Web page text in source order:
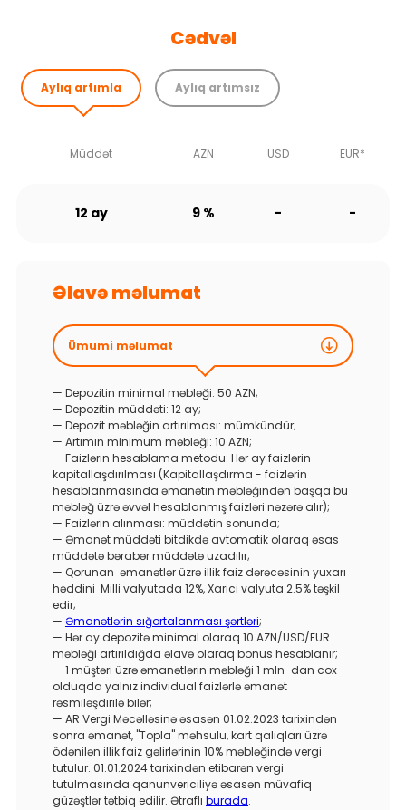
Cədvəl
Aylıq artımla Aylıq artımsız
Müddət AZN USD EUR*
12 ay 9 % - -
Əlavə məlumat
Ümumi məlumat
— Depozitin minimal məbləği: 50 AZN;
— Depozitin müddəti: 12 ay;
— Depozit məbləğin artırılması: mümkündür;
— Artımın minimum məbləği: 10 AZN;
— Faizlərin hesablama metodu: Hər ay faizlərin
kapitallaşdırılması (Kapitallaşdırma - faizlərin
hesablanmasında əmanətin məbləğindən başqa bu
məbləğ üzrə əvvəl hesablanmış faizləri nəzərə alır);
— Faizlərin alınması: müddətin sonunda;
— Əmanət müddəti bitdikdə avtomatik olaraq əsas
müddətə bərabər müddətə uzadılır;
— Qorunan əmanətlər üzrə illik faiz dərəcəsinin yuxarı
həddini Milli valyutada 12%, Xarici valyuta 2.5% təşkil
edir;
— Əmanətlərin sığortalanması şərtləri;
— Hər ay depozitə minimal olaraq 10 AZN/USD/EUR
məbləği artırıldığda əlavə olaraq bonus hesablanır;
— 1 müştəri üzrə əmanətlərin məbləği 1 mln-dan cox
olduqda yalnız individual faizlərlə əmanət
rəsmiləşdirilə bilər;
— AR Vergi Məcəlləsinə əsasən 01.02.2023 tarixindən
sonra əmanət, "Topla" məhsulu, kart qalıqları üzrə
ödənilən illik faiz gəlirlərinin 10% məbləğində vergi
tutulur. 01.01.2024 tarixindən etibarən vergi
tutulmasında qanunvericiliyə əsasən müvafiq
güzəştlər tətbiq edilir. Ətraflı burada.